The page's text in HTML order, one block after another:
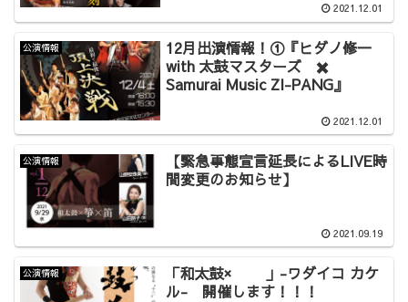
2021.12.01
公演情報
12月出演情報！①『ヒダノ修一
with 太鼓マスターズ ✖️
Samurai Music ZI-PANG』
2021.12.01
公演情報
【緊急事態宣言延長によるLIVE時
間変更のお知らせ】
2021.09.19
公演情報
「和太鼓× 」-ワダイコ カケ
ル- 開催します！！！